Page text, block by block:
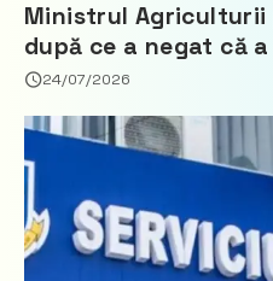
Ministrul
după ce a negat că
Partidul Democrat
24/07/2026